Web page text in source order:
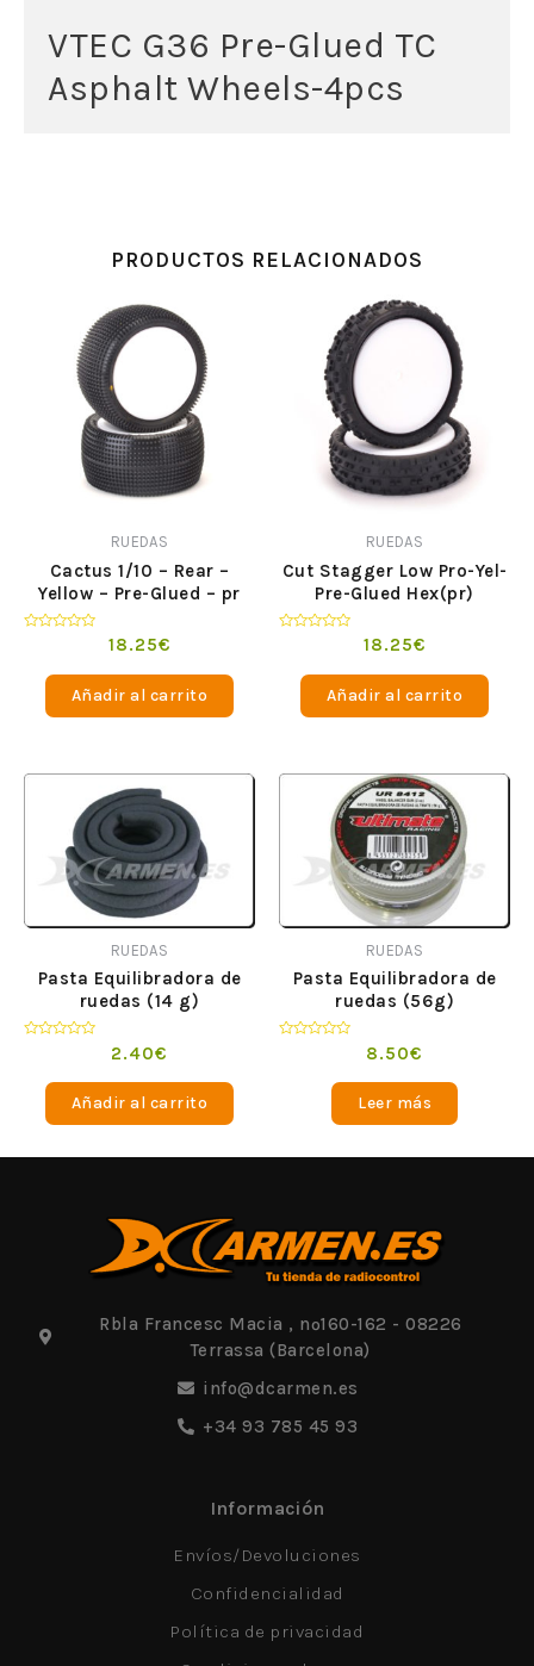
VTEC G36 Pre-Glued TC
Asphalt Wheels-4pcs
PRODUCTOS RELACIONADOS
RUEDAS
Cactus 1/10 – Rear –
Yellow – Pre-Glued – pr
18.25€
Añadir al carrito
RUEDAS
Cut Stagger Low Pro-Yel-
Pre-Glued Hex(pr)
18.25€
Añadir al carrito
RUEDAS
Pasta Equilibradora de
ruedas (14 g)
2.40€
Añadir al carrito
RUEDAS
Pasta Equilibradora de
ruedas (56g)
8.50€
Leer más
Rbla Francesc Macia , nº160-162 - 08226
Terrassa (Barcelona)
info@dcarmen.es
+34 93 785 45 93
Información
Envíos/Devoluciones
Confidencialidad
Política de privacidad